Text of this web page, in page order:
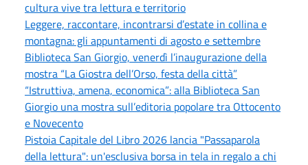
cultura vive tra lettura e territorio
Leggere, raccontare, incontrarsi d’estate in collina e
montagna: gli appuntamenti di agosto e settembre
Biblioteca San Giorgio, venerdì l’inaugurazione della
mostra “La Giostra dell’Orso, festa della città”
“Istruttiva, amena, economica”: alla Biblioteca San
Giorgio una mostra sull’editoria popolare tra Ottocento
e Novecento
Pistoia Capitale del Libro 2026 lancia "Passaparola
della lettura": un'esclusiva borsa in tela in regalo a chi